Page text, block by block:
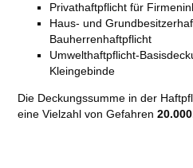
Privathaftpflicht für
Haus- und
Bauherrenhaftpflicht
Umwelthaftpflicht-
Kleingebinde
Die Deckungssumme in der
eine Vielzahl von Gefahren